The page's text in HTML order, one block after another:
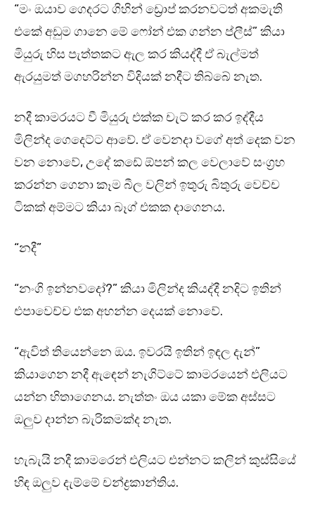
“මං ඔයාව ගෙදරට ගිහින් ඩ්‍රොප් කරනවටත් අකමැති
එකේ අඩුම ගානෙ මේ ෆෝන් එක ගන්න ප්ලීස්” කියා
මියුරු හිස පැත්තකට ඇල කර කියද්දී ඒ බැල්මත්
ඇරයුමත් මගහරින්න විදියක් නදීට තිබ්බේ නැත.
නදී කාමරයට වී මියුරු එක්ක චැට් කර කර ඉද්දීය
මිලින්ද ගෙදෙට්ට ආවේ. ඒ වෙනදා වගේ අත් දෙක වන
වන නොවේ, උදේ කඩේ ඕපන් කල වෙලාවේ සංග්‍රහ
කරන්න ගෙනා කෑම බීල වලින් ඉතුරු බිතුරු වෙච්ච
ටිකක් අම්මට කියා බෑග් එකක දාගෙනය.
“නදී”
“නංගි ඉන්නවදෝ?” කියා මිලින්ද කියද්දී නදිට ඉතින්
එපාවෙච්ච එක අහන්න දෙයක් නොවේ.
“ඇවිත් තියෙන්නෙ ඔය. ඉවරයි ඉතින් ඉඳල දැන්”
කියාගෙන නදී ඇඳෙන් නැගිට්ටේ කාමරයෙන් එලියට
යන්න හිතාගෙනය. නැත්තං ඔය යකා මේක අස්සට
ඔලුව දාන්න බැරිකමක්ද නැත.
හැබැයි නදී කාමරෙන් එලියට එන්නට කලින් කුස්සියේ
හිඳ ඔලුව දැම්මේ චන්ද්‍රකාන්තිය.